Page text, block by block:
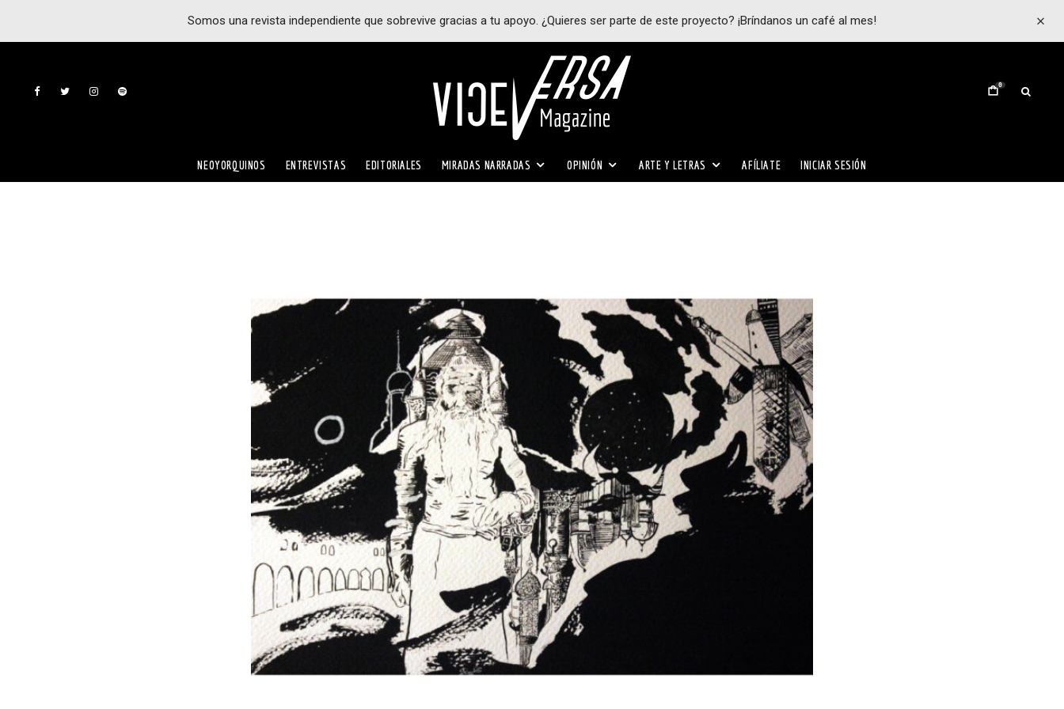
Somos una revista independiente que sobrevive gracias a tu apoyo. ¿Quieres ser parte de este proyecto? ¡Bríndanos un café al mes!
0
NEOYORQUINOS ENTREVISTAS EDITORIALES MIRADAS NARRADAS OPINIÓN ARTE Y LETRAS AFÍLIATE INICIAR SESIÓN